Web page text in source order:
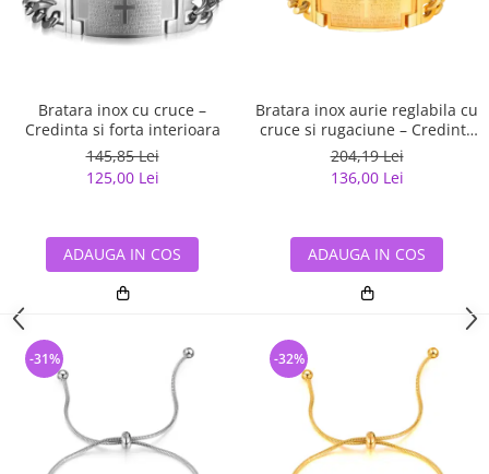
Bratara inox cu cruce –
Credinta si forta interioara
145,85 Lei
125,00 Lei
ADAUGA IN COS
Bratara inox aurie reglabila cu
cruce si rugaciune – Credinta
si eleganta masculina
204,19 Lei
136,00 Lei
ADAUGA IN COS
-31% -32%